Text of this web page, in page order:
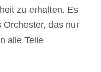
zu erhalten. Es
Orchester, das nur
alle Teile